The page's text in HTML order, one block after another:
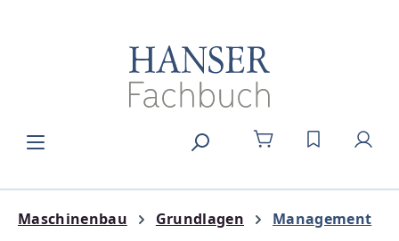
DU HAST 0
Maschinenbau Grundlagen Management